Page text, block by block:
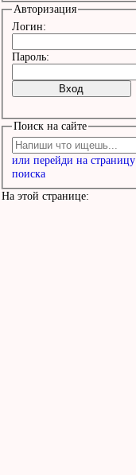
Авторизация
Логин:
Пароль:
Поиск на сайте
или перейди на страницу
поиска
На этой странице: